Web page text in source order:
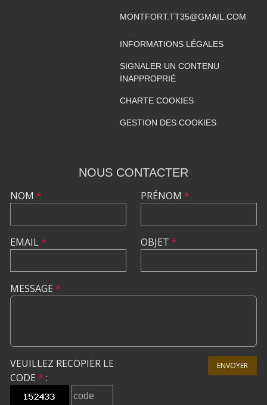
MONTFORT.TT35@GMAIL.COM
INFORMATIONS LÉGALES
SIGNALER UN CONTENU
INAPPROPRIÉ
CHARTE COOKIES
GESTION DES COOKIES
NOUS CONTACTER
NOM *
EMAIL*
PRÉNOM *
OBJET *
MESSAGE *
VEUILLEZ RECOPIER LE
CODE * :
ENVOYER